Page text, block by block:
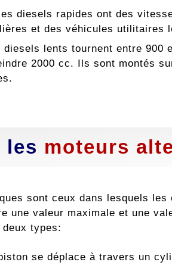
diesels rapides ont des
et des véhicules utilitaires
lents tournent entre 900
2000 cc. Ils sont montés
les moteurs
sont ceux dans lesquels
une valeur maximale et une
types:
se déplace à travers un